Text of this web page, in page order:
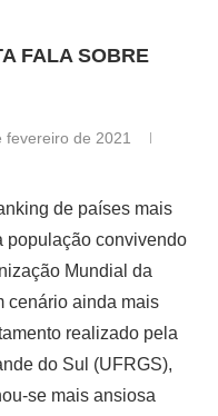
FALA SOBRE
fevereiro de 2021
de países mais
população convivendo
Mundial da
cenário ainda mais
realizado pela
do Sul (UFRGS),
se mais ansiosa